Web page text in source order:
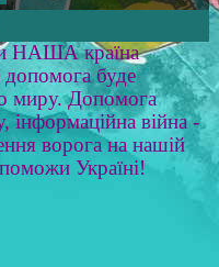
НАША країна
буде
миру. Допомога
інформаційна війна -
ворога на нашій
Україні!